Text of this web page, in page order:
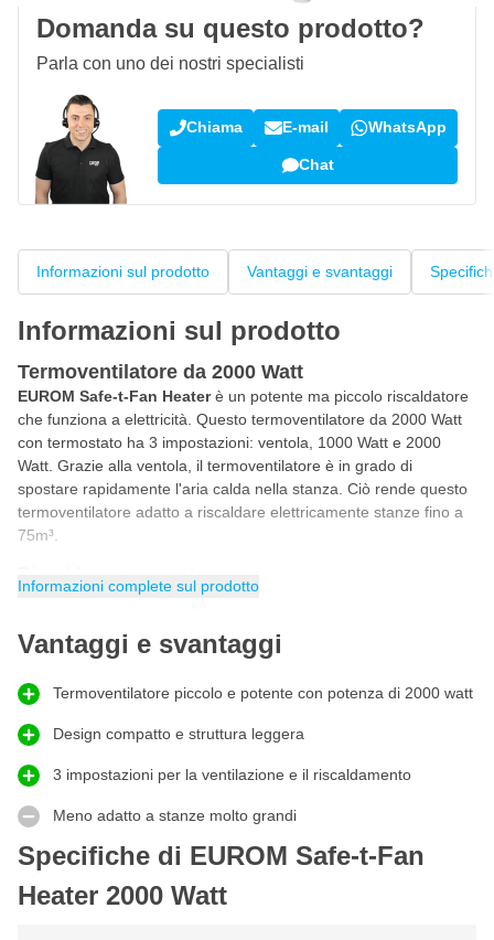
Domanda su questo prodotto?
Parla con uno dei nostri specialisti
Chiama E-mail WhatsApp
Chat
Informazioni sul prodotto Vantaggi e svantaggi
Informazioni sul prodotto
Termoventilatore da 2000 Watt
EUROM Safe-t-Fan Heaterè un potente ma piccolo riscaldatore
che funziona a elettricità. Questo termoventilatore da 2000 Watt
con termostato ha 3 impostazioni: ventola, 1000 Watt e 2000
Watt. Grazie alla ventola, il termoventilatore è in grado di
spostare rapidamente l'aria calda nella stanza. Ciò rende questo
termoventilatore adatto a riscaldare elettricamente stanze fino a
75m³.
Sia che si voglia ventilare l'aria con l'impostazione 1, sia che si
l'impostazione 3 fino a 2000 watt di potenza per riscaldare
rapidamente una stanza fredda in modo che la temperatura sia
piacevole.
Termoventilatore elettrico
elettricamente la stanza con questo termoventilatore. Oltre a
l'aria nella stanza grazie a un'impostazione speciale.
Caratteristiche
Termoventilatore di dimensioni ridotte
Informazioni complete sul prodotto
Vantaggi e svantaggi
Termoventilatore piccolo e potente con potenza di 2000 watt
Design compatto e struttura leggera
3 impostazioni per la ventilazione e il riscaldamento
Meno adatto a stanze molto grandi
Specifiche di EUROM Safe-t-Fan
Heater 2000 Watt